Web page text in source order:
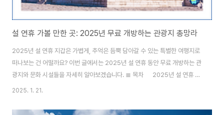
설 연휴 가볼 만한 곳: 2025년 무료 개방하는 관광지 총망라
2025년 설 연휴 지갑은 가볍게, 추억은 듬뿍 담아갈 수 있는 특별한 여행지로
떠나보는 건 어떨까요? 이번 글에서는 2025년 설 연휴 동안 무료 개방하는 관
광지와 문화 시설들을 자세히 알아보겠습니다. ≣ 목차 2025년 설 연휴 무
료 개방하는 곳은?2025년 설 연휴를 맞아 전국의 다양한 관광지와 문화시설
기회를 제공하고, 국내 관광 활성화를 도모하기 위한 정부의 노력입니다.1월
2025. 1. 21.